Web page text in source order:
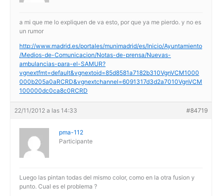
a mi que me lo expliquen de va esto, por que ya me pierdo. y no es
un rumor
http://www.madrid.es/portales/munimadrid/es/Inicio/Ayuntamiento
/Medios-de-Comunicacion/Notas-de-prensa/Nuevas-
ambulancias-para-el-SAMUR?
vgnextfmt=default&vgnextoid=85d8581a7182b310VgnVCM1000
000b205a0aRCRD&vgnextchannel=6091317d3d2a7010VgnVCM
100000dc0ca8c0RCRD
22/11/2012 a las 14:33 #84719
pma-112
Participante
Luego las pintan todas del mismo color, como en la otra fusion y
punto. Cual es el problema ?